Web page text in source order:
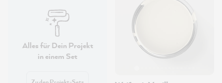
Alles für Dein Projekt
in einem Set